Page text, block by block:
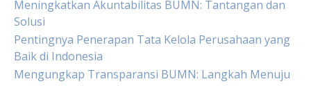
Meningkatkan Akuntabilitas BUMN: Tantangan dan
Solusi
Pentingnya Penerapan Tata Kelola Perusahaan yang
Baik di Indonesia
Mengungkap Transparansi BUMN: Langkah Menuju